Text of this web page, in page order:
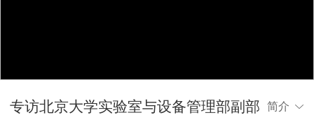
专访北京大学实验室与设备管理部副部
简介